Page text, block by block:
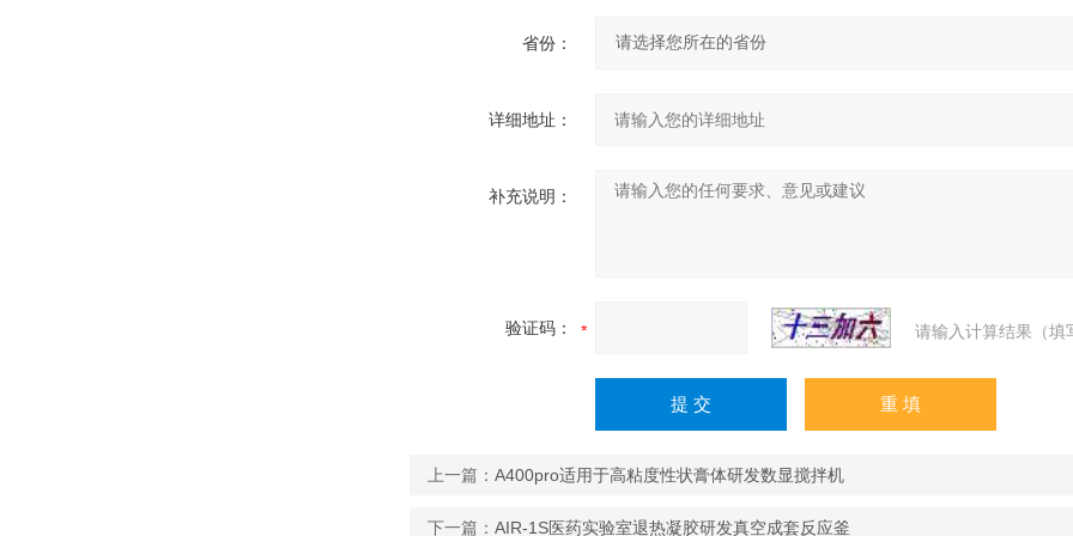
省份：
详细地址：
补充说明：
验证码： 请输入计算结果（填
上一篇： A400pro适用于高粘度性状膏体研发数显搅拌机
下一篇： AIR-1S医药实验室退热凝胶研发真空成套反应釜